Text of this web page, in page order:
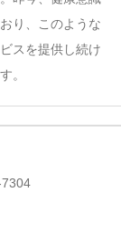
り、このような
スを提供し続け
。